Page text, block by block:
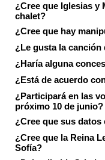
¿Cree que Iglesias
chalet?
¿Cree que hay
¿Le gusta la
¿Haría alguna
¿Está de acuerdo
¿Participará en las
próximo 10 de junio?
¿Cree que sus
¿Cree que la Reina
Sofía?